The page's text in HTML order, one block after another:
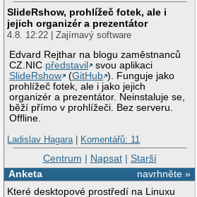
SlideRshow, prohlížeč fotek, ale i
jejich organizér a prezentátor
4.8. 12:22 | Zajímavý software
Edvard Rejthar na blogu zaměstnanců
CZ.NIC představil
svou aplikaci
SlideRshow
(GitHub ). Funguje jako
prohlížeč fotek, ale i jako jejich
organizér a prezentátor. Neinstaluje se,
běží přímo v prohlížeči. Bez serveru.
Offline.
Ladislav Hagara| Komentářů: 11
Centrum | Napsat| Starší
navrhněte »
Anketa
Které desktopové prostředí na Linuxu